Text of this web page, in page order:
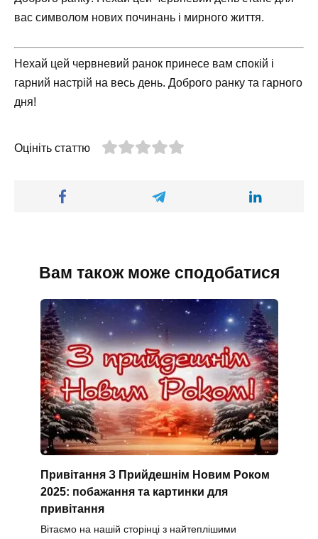
вас символом нових починань і мирного життя.
Нехай цей червневий ранок принесе вам спокій і
гарний настрій на весь день. Доброго ранку та гарного
дня!
Оцініть статтю
Вам також може сподобатися
Привітання З Прийдешнім Новим Роком
2025: побажання та картинки для
привітання
Вітаємо на нашій сторінці з найтеплішими